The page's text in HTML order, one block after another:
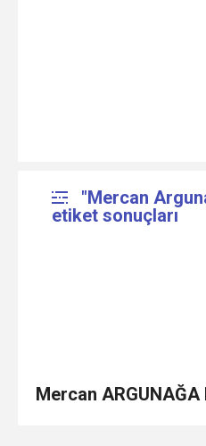
"Mercan
etiket sonuçları
Mercan ARGUNAĞA